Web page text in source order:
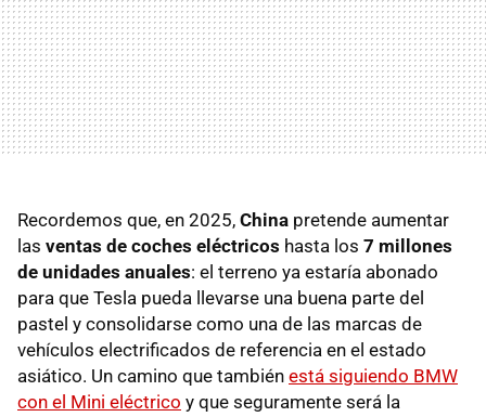
Recordemos que, en 2025, China pretende aumentar
las ventas de coches eléctricos hasta los 7 millones
de unidades anuales: el terreno ya estaría abonado
para que Tesla pueda llevarse una buena parte del
pastel y consolidarse como una de las marcas de
vehículos electrificados de referencia en el estado
asiático. Un camino que también está siguiendo BMW
con el Mini eléctrico y que seguramente será la